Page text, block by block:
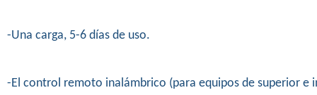
-Una carga, 5-6 días de uso.
-El control remoto inalámbrico (para equipos de superior e